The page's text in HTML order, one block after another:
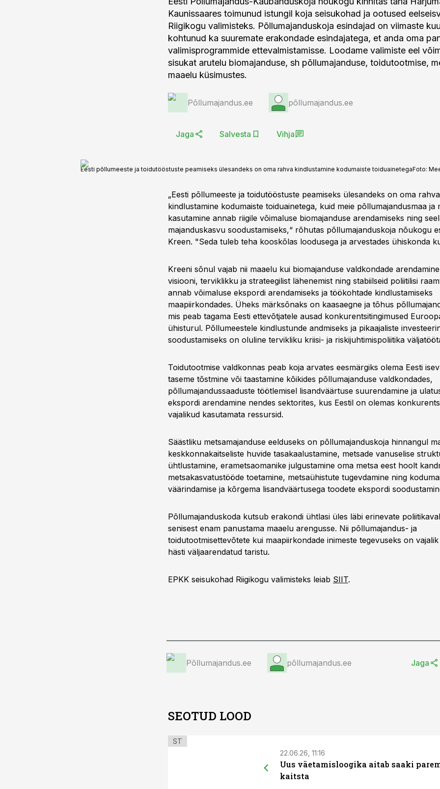
Kaunissaares toimunud istungil koja seisukohad ja ootused
Riigikogu valimisteks. Põllumajanduskoja esindajad on viimaste
kohtunud ka suuremate erakondade esindajatega, et anda oma
valimisprogrammide ettevalmistamisse. Loodame valimiste eel
sisukat arutelu biomajanduse, sh põllumajanduse, toidutootmise,
maaelu küsimustes.
Põllumajandus.ee põllumajandus.ee
Jaga Salvesta Vihja
Eesti põllumeeste ja toidutööstuste peamiseks ülesandeks on oma rahva kindlustamine kodumaiste toiduainetegaFoto:
„Eesti põllumeeste ja toidutööstuste peamiseks ülesandeks on oma rahva
kindlustamine kodumaiste toiduainetega, kuid meie põllumajandusmaa ja
kasutamine annab riigile võimaluse biomajanduse arendamiseks ning
majanduskasvu soodustamiseks,“ rõhutas põllumajanduskoja nõukogu
Kreen. "Seda tuleb teha kooskõlas loodusega ja arvestades ühiskonda
Kreeni sõnul vajab nii maaelu kui biomajanduse valdkondade
visiooni, terviklikku ja strateegilist lähenemist ning stabiilseid poliitilisi
annab võimaluse ekspordi arendamiseks ja töökohtade kindlustamiseks
maapiirkondades. Üheks märksõnaks on kaasaegne ja tõhus
mis peab tagama Eesti ettevõtjatele ausad konkurentsitingimused
ühisturul. Põllumeestele kindlustunde andmiseks ja pikaajaliste
soodustamiseks on oluline tervikliku kriisi- ja riskijuhtimispoliitika
Toidutootmise valdkonnas peab koja arvates eesmärgiks olema Eesti
taseme tõstmine või taastamine kõikides põllumajanduse valdkondades,
põllumajandussaaduste töötlemisel lisandväärtuse suurendamine ja
ekspordi arendamine nendes sektorites, kus Eestil on olemas
vajalikud kasutamata ressursid.
Säästliku metsamajanduse eelduseks on põllumajanduskoja hinnangul
keskkonnakaitseliste huvide tasakaalustamine, metsade vanuselise
ühtlustamine, erametsaomanike julgustamine oma metsa eest hoolt
metsakasvatustööde toetamine, metsaühistute tugevdamine ning
väärindamise ja kõrgema lisandväärtusega toodete ekspordi
Põllumajanduskoda kutsub erakondi ühtlasi üles läbi erinevate
senisest enam panustama maaelu arengusse. Nii põllumajandus- ja
toidutootmisettevõtete kui maapiirkondade inimeste tegevuseks on
hästi väljaarendatud taristu.
EPKK seisukohad Riigikogu valimisteks leiab SIIT.
Põllumajandus.ee põllumajandus.ee Jaga
SEOTUD LOOD
ST
22.06.26, 11:16
Uus väetamisloogika aitab saaki
kaitsta